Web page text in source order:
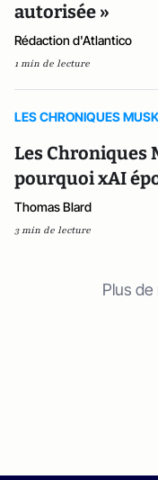
autorisée »
Rédaction d'Atlantico
1 min de lecture
LES CHRONIQUES
Les Chroniques
pourquoi xAI
Thomas Blard
3 min de lecture
Plus